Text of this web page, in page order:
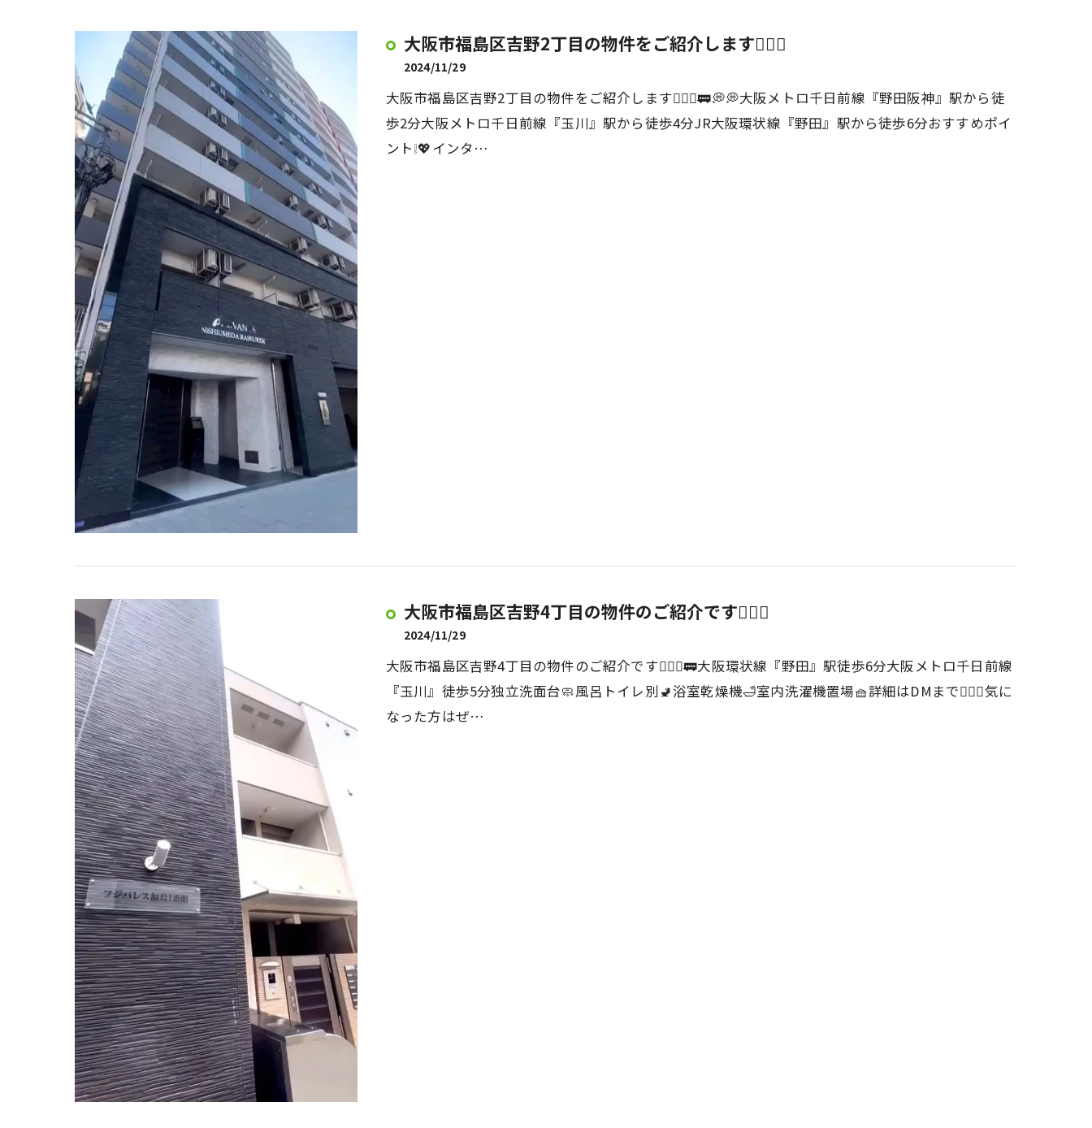
大阪市福島区吉野2丁目の物件をご紹介します💁‍♀️✨
2024/11/29
大阪市福島区吉野2丁目の物件をご紹介します💁‍♀️✨🚃💭💭大阪メトロ千日前線『野田阪神』駅から徒
歩2分大阪メトロ千日前線『玉川』駅から徒歩4分JR大阪環状線『野田』駅から徒歩6分おすすめポイ
ント❕💖インタ…
大阪市福島区吉野4丁目の物件のご紹介です💁‍♀️✨
2024/11/29
大阪市福島区吉野4丁目の物件のご紹介です💁‍♀️✨🚃大阪環状線『野田』駅徒歩6分大阪メトロ千日前線
『玉川』徒歩5分独立洗面台🧼風呂トイレ別🚽浴室乾燥機🛁室内洗濯機置場🧺詳細はDMまで💁‍♀️✨気に
なった方はぜ…